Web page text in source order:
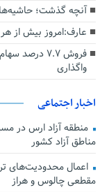
آنچه گذشت؛
عارف:امروز بیش از
فروش ۷.۷
واگذاری
اخبار اجتماعی
منطقه آزاد ارس در
مناطق آزاد کشور
اعمال محدودیت‌های
مقطعی چالوس و هراز